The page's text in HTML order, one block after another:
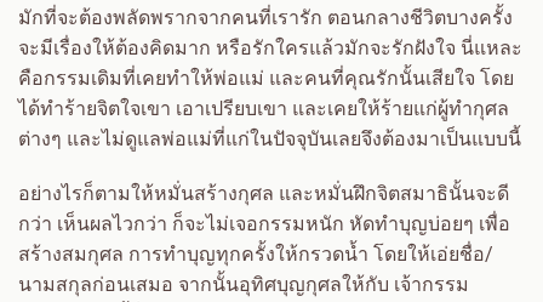
มักที่จะต้องพลัดพรากจากคนที่เรารัก ตอนกลางชีวิตบางครั้ง
จะมีเรื่องให้ต้องคิดมาก หรือรักใครแล้วมักจะรักฝังใจ นี่แหละ
คือกรรมเดิมที่เคยทำให้พ่อแม่ และคนที่คุณรักนั้นเสียใจ โดย
ได้ทำร้ายจิตใจเขา เอาเปรียบเขา และเคยให้ร้ายแก่ผู้ทำกุศล
ต่างๆ และไม่ดูแลพ่อแม่ที่แก่ในปัจจุบันเลยจึงต้องมาเป็นแบบนี้
อย่างไรก็ตามให้หมั่นสร้างกุศล และหมั่นฝึกจิตสมาธินั้นจะดี
กว่า เห็นผลไวกว่า ก็จะไม่เจอกรรมหนัก หัดทำบุญบ่อยๆ เพื่อ
สร้างสมกุศล การทำบุญทุกครั้งให้กรวดน้ำ โดยให้เอ่ยชื่อ/
นามสกุลก่อนเสมอ จากนั้นอุทิศบุญกุศลให้กับ เจ้ากรรม